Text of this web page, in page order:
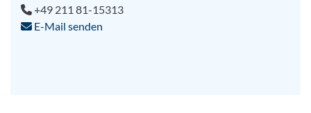
+49 211 81-15313
E-Mail senden